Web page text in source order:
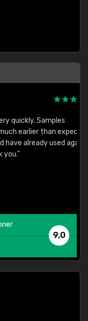
Samples
than expected.
used again.
9,0